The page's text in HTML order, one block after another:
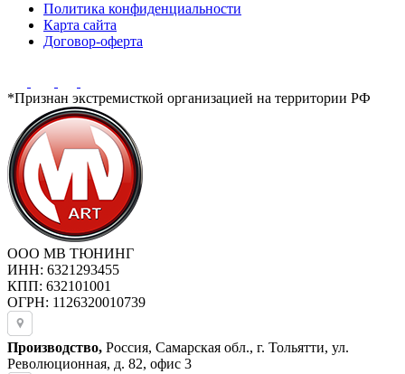
Политика конфиденциальности
Карта сайта
Договор-оферта
*Признан экстремисткой организацией на территории РФ
ООО МВ ТЮНИНГ
ИНН: 6321293455
КПП: 632101001
ОГРН: 1126320010739
Производство, Россия, Самарская обл., г. Тольятти, ул.
Революционная, д. 82, офис 3